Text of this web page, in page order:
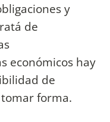
y
de
económicos hay
de
forma.